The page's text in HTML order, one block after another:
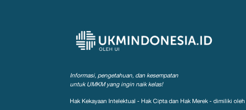
Informasi, pengetahuan, dan kesempatan
untuk UMKM yang ingin naik kelas!
Hak Kekayaan Intelektual - Hak Cipta dan Hak Merek - dimiliki oleh